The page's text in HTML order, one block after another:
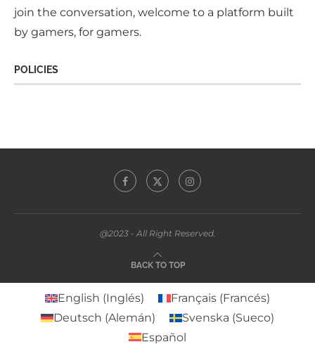
join the conversation, welcome to a platform built
by gamers, for gamers.
POLICIES
@2023 - All Right Reserved.
BACK TO TOP
English (Inglés) Français (Francés)
Deutsch (Alemán) Svenska (Sueco)
Español